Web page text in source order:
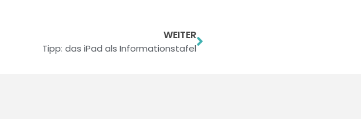
WEITER
Tipp: das iPad als Informationstafel